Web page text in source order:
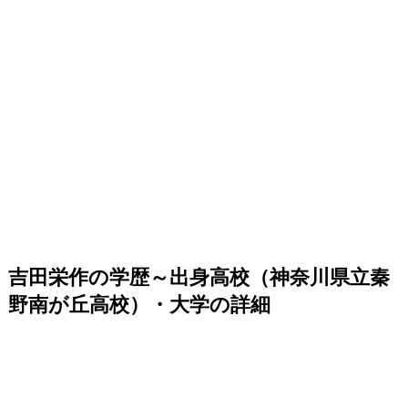
吉田栄作の学歴～出身高校（神奈川県立秦
野南が丘高校）・大学の詳細